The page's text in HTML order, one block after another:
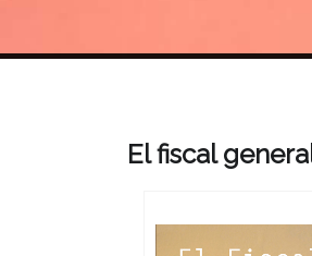
El fiscal